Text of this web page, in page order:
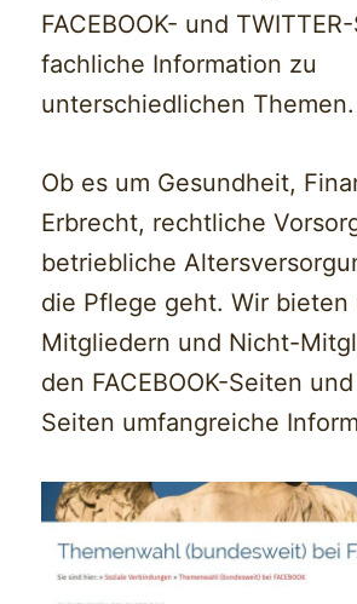
FACEBOOK- und
fachliche Information zu
unterschiedlichen Themen.
Ob es um Gesundheit,
Erbrecht, rechtliche
betriebliche
die Pflege geht. Wir bieten
Mitgliedern und Nicht-
den FACEBOOK-Seiten
Seiten umfangreiche